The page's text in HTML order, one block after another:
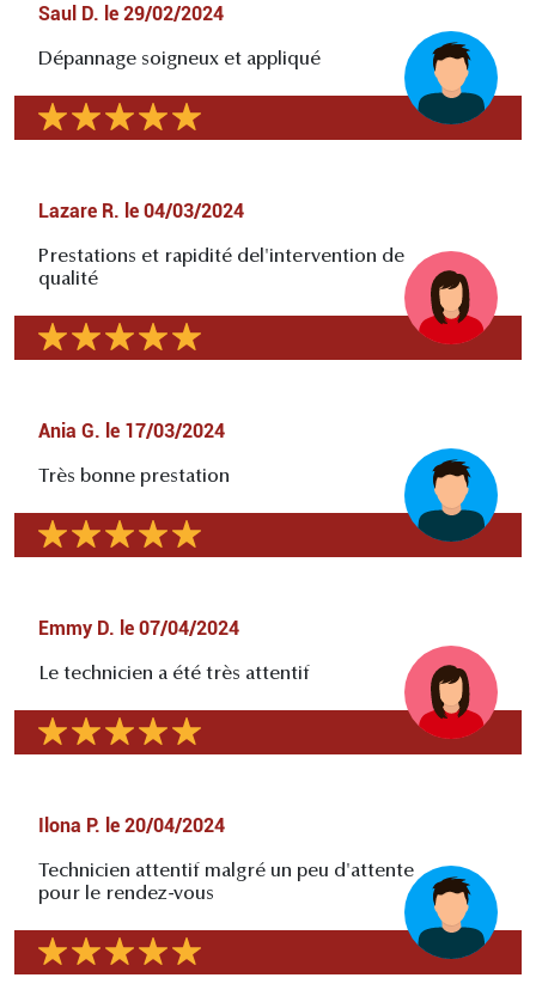
Saul D. le 29/02/2024
Dépannage soigneux et appliqué
Lazare R. le 04/03/2024
Prestations et rapidité del'intervention de
qualité
Ania G. le 17/03/2024
Très bonne prestation
Emmy D. le 07/04/2024
Le technicien a été très attentif
Ilona P. le 20/04/2024
Technicien attentif malgré un peu d'attente
pour le rendez-vous